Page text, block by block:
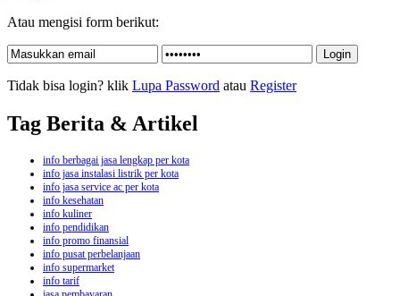
Atau mengisi form berikut:
Tidak bisa login? klik Lupa Password atau Register
Tag Berita & Artikel
info berbagai jasa lengkap per kota
info jasa instalasi listrik per kota
info jasa service ac per kota
info kesehatan
info kuliner
info pendidikan
info promo finansial
info pusat perbelanjaan
info supermarket
info tarif